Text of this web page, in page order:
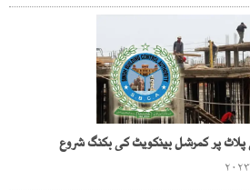
پر کمرشل بینکویٹ کی بکنگ شروع